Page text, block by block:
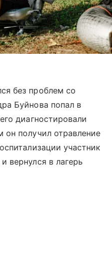
без проблем со
Буйнова попал в
диагностировали
он получил отравление
участник
вернулся в лагерь